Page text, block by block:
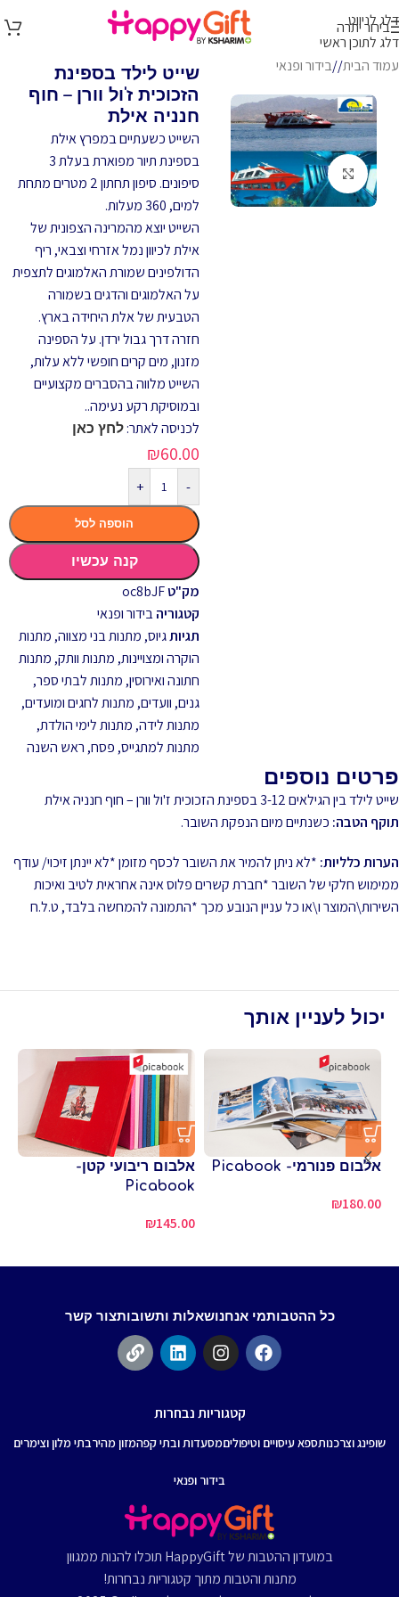
דלג לניווט
דלג לתוכן ראשי
בירור יתרה
עמוד הבית/ בידור ופנאי
לחץ להגדלה
שייט לילד בספינת
הזכוכית ז'ול וורן – חוף
חנניה אילת
השייט כשעתיים במפרץ אילת
בספינת תיור מפוארת בעלת 3
סיפונים. סיפון תחתון 2 מטרים מתחת
למים, 360 מעלות.
השייט יוצא מהמרינה הצפונית של
אילת לכיוון נמל אזרחי וצבאי, ריף
הדולפינים שמורת האלמוגים לתצפית
על האלמוגים והדגים בשמורה
הטבעית של אלת היחידה בארץ.
חזרה דרך גבול ירדן. על הספינה
מזנון, מים קרים חופשי ללא עלות,
השייט מלווה בהסברים מקצועיים
ובמוסיקת רקע נעימה..
לכניסה לאתר: לחץ כאן
₪60.00
-
+
הוספה לסל
קנה עכשיו
מק"טoc8bJF
קטגוריהבידור ופנאי
תגיותגיוס, מתנות בני מצווה, מתנות
הוקרה ומצויינות, מתנות וותק, מתנות
חתונה ואירוסין, מתנות לבתי ספר,
גנים, וועדים, מתנות לחגים ומועדים,
מתנות לידה, מתנות לימי הולדת,
מתנות למתגייס, פסח, ראש השנה
פרטים נוספים
שייט לילד בין הגילאים 3-12 בספינת הזכוכית ז'ול וורן – חוף חנניה אילת
תוקף הטבה: כשנתיים מיום הנפקת השובר.
הערות כלליות: *לא ניתן להמיר את השובר לכסף מזומן *לא יינתן זיכוי/ עודף
ממימוש חלקי של השובר *חברת קשרים פלוס אינה אחראית לטיב ואיכות
השירות\המוצר ו\או כל עניין הנובע מכך *התמונה להמחשה בלבד, ט.ל.ח
יכול לעניין אותך
אלבום פנורמי- Picabook
₪180.00
אלבום ריבועי קטן-
Picabook
₪145.00
כל ההטבותמי אנחנושאלות ותשובותצור קשר
קטגוריות נבחרות
שופינג וצרכנותספא עיסויים וטיפוליםמסעדות ובתי קפהמזון מהירבתי מלון וצימרים
בידור ופנאי
במועדון ההטבות של HappyGift תוכלו להנות ממגוון
מתנות והטבות מתוך קטגוריות נבחרות!